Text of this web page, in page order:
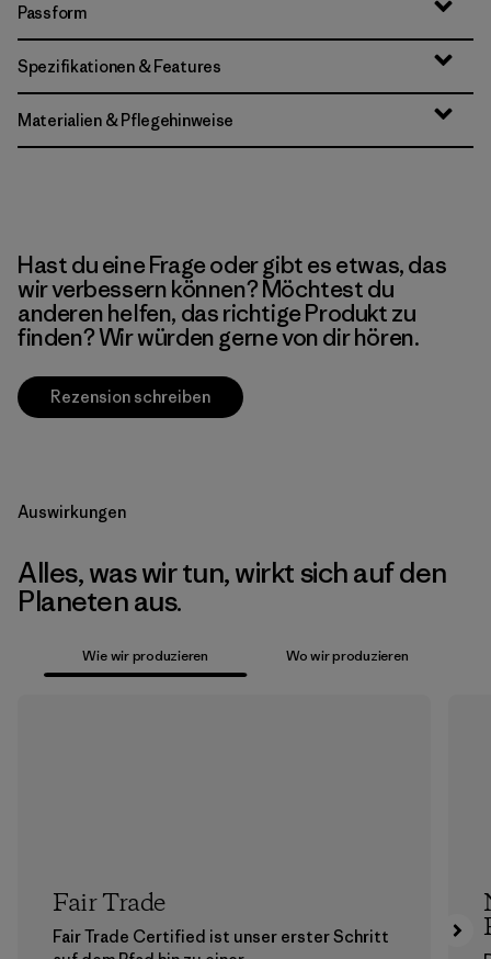
Passform
Spezifikationen & Features
Materialien & Pflegehinweise
Hast du eine Frage oder gibt es etwas, das
wir verbessern können? Möchtest du
anderen helfen, das richtige Produkt zu
finden? Wir würden gerne von dir hören.
Rezension schreiben
Auswirkungen
Alles, was wir tun, wirkt sich auf den
Planeten aus.
Wie wir produzieren Wo wir produzieren
Fair Trade
Fair Trade Certified ist unser erster Schritt